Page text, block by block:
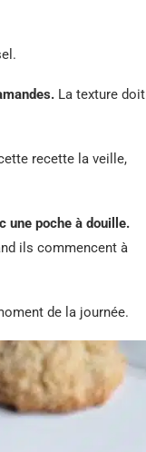
La texture doit
recette la veille,
une poche à douille.
ils commencent à
de la journée.